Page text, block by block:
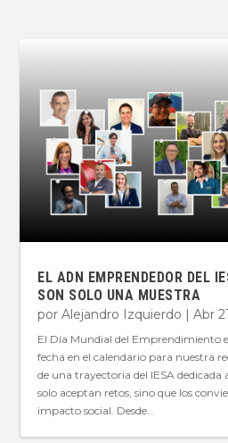
EL ADN EMPRENDEDOR DEL
SON SOLO UNA MUESTRA
porAlejandro Izquierdo |Abr
El Día Mundial del Emprendimiento
fecha en el calendario para nuestra
de una trayectoria del IESA dedicada
solo aceptan retos, sino que los
impacto social. Desde...